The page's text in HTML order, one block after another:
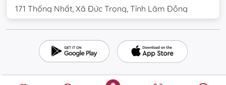
171 Thống Nhất, Xã Đức Trọng, Tỉnh Lâm Đồng
CẦU GIẤY :
84 Dịch Vọng Hậu, Phường Cầu Giấy, Thành phố Hà
TÂN UYÊN :